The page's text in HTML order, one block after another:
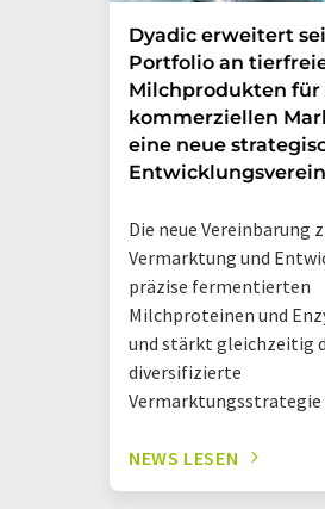
Dyadic erweitert
Portfolio an
Milchprodukten für
kommerziellen
eine neue
Die neue Vereinbarung
Vermarktung und
präzise fermentierten
Milchproteinen und
und stärkt gleichzeitig
diversifizierte
Vermarktungsstrategie
NEWS LESEN